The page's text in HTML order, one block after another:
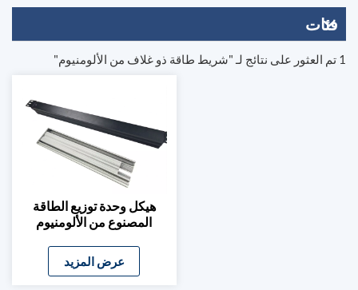
فئات
1 تم العثور على نتائج لـ "شريط طاقة ذو غلاف من الألومنيوم"
هيكل وحدة توزيع الطاقة
المصنوع من الألومنيوم
الطاقة
عرض المزيد